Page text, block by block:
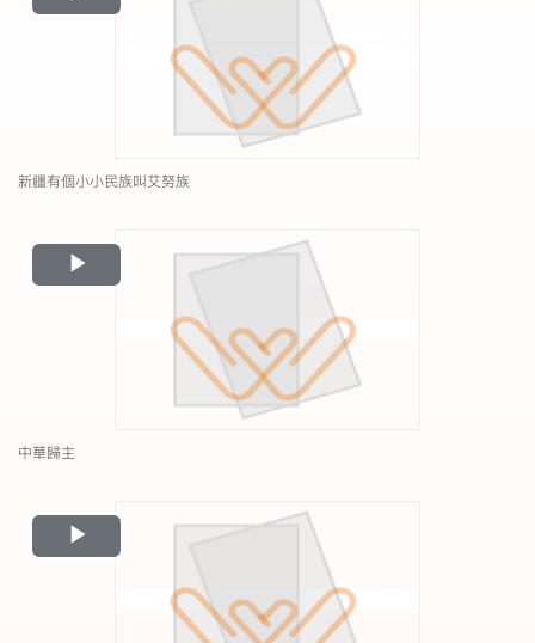
Video
新疆有個小小民族叫艾努族
Play
Video
中華歸主
Play
Video